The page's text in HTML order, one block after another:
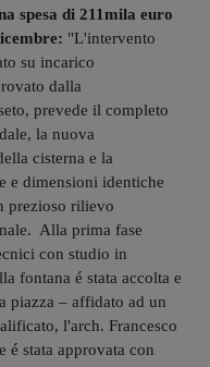
spesa di 211mila euro
"L'intervento
su incarico
dalla
prevede il completo
la nuova
cisterna e la
e dimensioni identiche
prezioso rilievo
Alla prima fase
con studio in
fontana é stata accolta e
piazza – affidato ad un
l'arch. Francesco
é stata approvata con